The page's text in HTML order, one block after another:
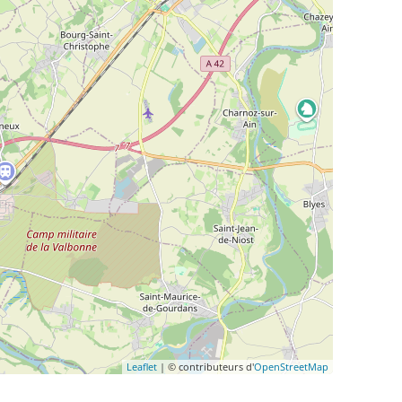
Leaflet | © contributeurs d'OpenStreetMap